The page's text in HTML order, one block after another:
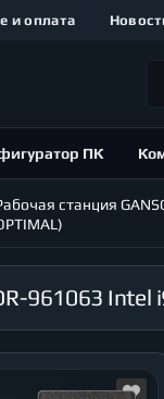
и оплата
ПК
станция